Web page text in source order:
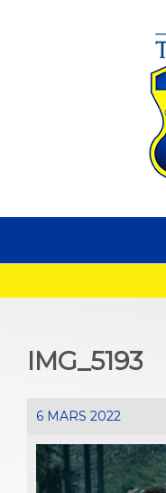
IMG_5193
6 MARS 2022